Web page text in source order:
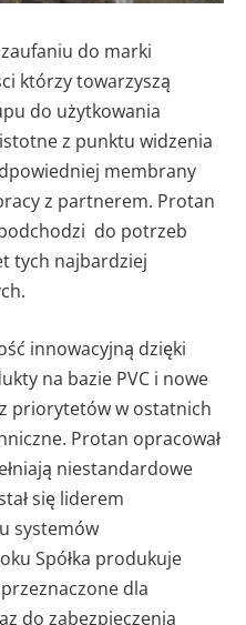
do marki
którzy towarzyszą
do użytkowania
z punktu widzenia
membrany
z partnerem. Protan
do potrzeb
tych najbardziej
innowacyjną dzięki
na bazie PVC i nowe
priorytetów w ostatnich
Protan opracował
niestandardowe
się liderem
systemów
Spółka produkuje
dla
do zabezpieczenia